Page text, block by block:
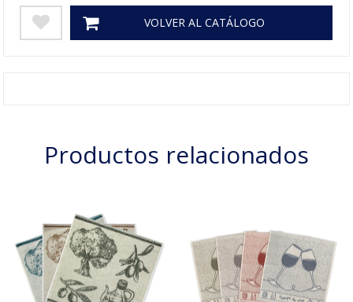
VOLVER AL CATÁLOGO
Productos relacionados